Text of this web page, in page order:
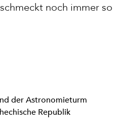
noch immer
der Astronomieturm
Republik